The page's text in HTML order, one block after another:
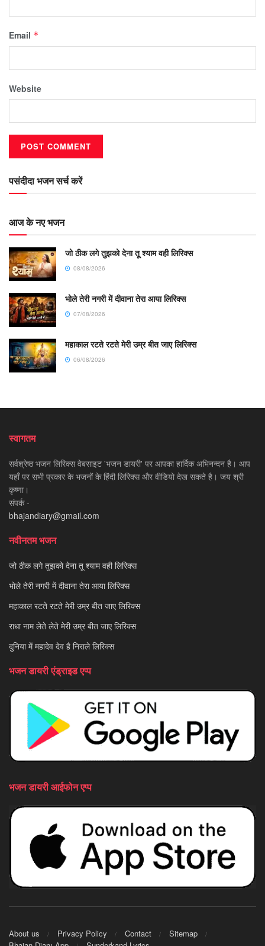
Email *
Website
पसंदीदा भजन सर्च करें
आज के नए भजन
जो ठीक लगे तुझको देना तू श्याम वही लिरिक्स
08/08/2026
भोले तेरी नगरी में दीवाना तेरा आया लिरिक्स
07/08/2026
महाकाल रटते रटते मेरी उम्र बीत जाए लिरिक्स
06/08/2026
स्वागतम
सर्वश्रेष्ठ भजन लिरिक्स वेबसाइट 'भजन डायरी' पर आपका हार्दिक अभिनन्दन है। आप
यहाँ पर सभी प्रकार के भजनों के हिंदी लिरिक्स और वीडियो देख सकते है। जय श्री
कृष्णा।
संपर्क -
bhajandiary@gmail.com
नवीनतम भजन
जो ठीक लगे तुझको देना तू श्याम वही लिरिक्स
भोले तेरी नगरी में दीवाना तेरा आया लिरिक्स
महाकाल रटते रटते मेरी उम्र बीत जाए लिरिक्स
राधा नाम लेते लेते मेरी उम्र बीत जाए लिरिक्स
दुनिया में महादेव देव है निराले लिरिक्स
भजन डायरी एंड्राइड एप्प
भजन डायरी आईफोन एप्प
About us Privacy Policy Contact
Sitemap